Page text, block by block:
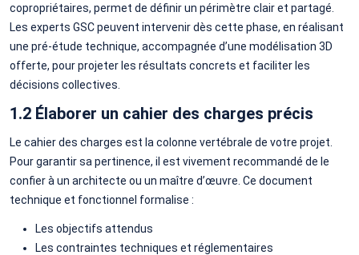
copropriétaires, permet de définir un périmètre clair et partagé.
Les experts GSC peuvent intervenir dès cette phase, en réalisant
une pré-étude technique, accompagnée d’une modélisation 3D
offerte, pour projeter les résultats concrets et faciliter les
décisions collectives.
1.2 Élaborer un cahier des charges précis
Le cahier des charges est la colonne vertébrale de votre projet.
Pour garantir sa pertinence, il est vivement recommandé de le
confier à un architecte ou un maître d’œuvre. Ce document
technique et fonctionnel formalise :
Les objectifs attendus
Les contraintes techniques et réglementaires